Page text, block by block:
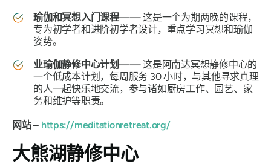
瑜伽和冥想入门课程——这是一个为期两晚的课程，
专为初学者和进阶初学者设计，重点学习冥想和瑜伽
姿势。
业瑜伽静修中心计划——这是阿南达冥想静修中心的
一个低成本计划，每周服务 30 小时，与其他寻求真理
的人一起快乐地交流，参与诸如厨房工作、园艺、家
务和维护等职责。
网站 – https://meditationretreat.org/
大熊湖静修中心